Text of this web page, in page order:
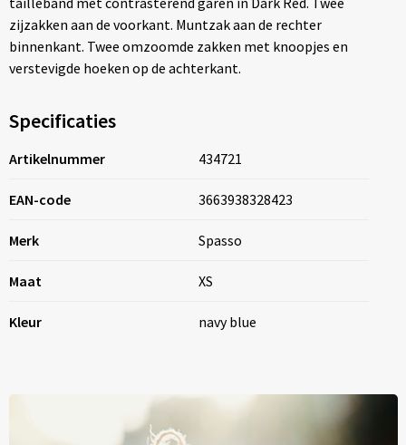
zijzakken aan de voorkant. Muntzak aan de rechter
binnenkant. Twee omzoomde zakken met knoopjes en
verstevigde hoeken op de achterkant.
Specificaties
Artikelnummer 434721
EAN-code 3663938328423
Merk Spasso
Maat XS
Kleur navy blue